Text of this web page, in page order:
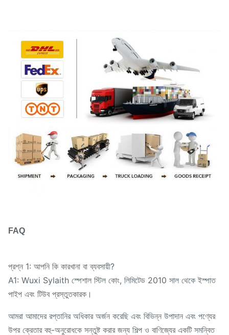
FAQ
প্রশ্ন 1: আপনি কি কারখানা বা ব্যবসায়ী?
A1: Wuxi Sylaith স্পেশাল স্টিল কোং, লিমিটেড 2010 সাল থেকে ইস্পাত
পাইপ এবং টিউব প্রস্তুতকারক।
আমরা আমাদের রপ্তানির অধিকার অর্জন করেছি এবং বিভিন্ন উপাদান এবং পণ্যের
উপর ক্রেতার বহু-অনুরোধকে সন্তুষ্ট করার জন্য শিল্প ও বাণিজ্যের একটি সমন্বিত